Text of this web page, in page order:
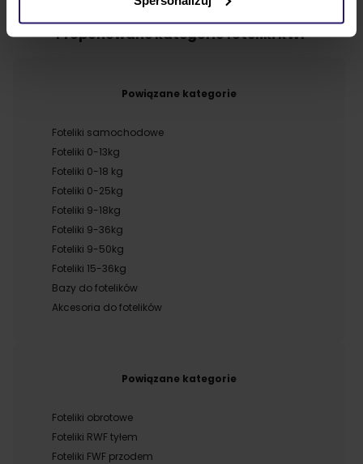
Proponowane kategorie foteliki RWF
Powiązane kategorie
Foteliki samochodowe
Foteliki 0-13kg
Foteliki 0-18 kg
Foteliki 0-25kg
Foteliki 9-18kg
Foteliki 9-36kg
Foteliki 9-50kg
Foteliki 15-36kg
Bazy do fotelików
Akcesoria do fotelików
Powiązane kategorie
Foteliki obrotowe
Foteliki RWF tyłem
Foteliki FWF przodem